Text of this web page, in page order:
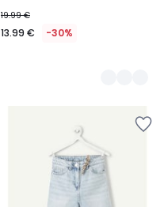
19.99 €
13.99 € -30%